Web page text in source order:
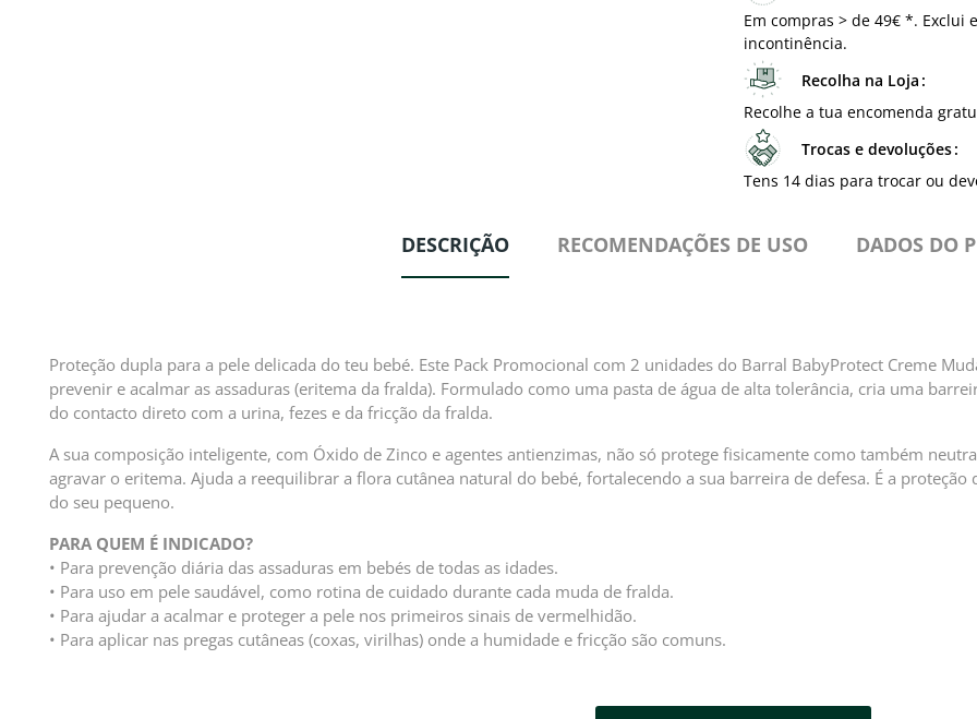
Em compras > de 49€ *.
incontinência.
Recolha na Loja
Recolhe a tua encomenda
Trocas e devoluções
Tens 14 dias para trocar ou
DESCRIÇÃO RECOMENDAÇÕES DE USO DADOS DO
Proteção dupla para a pele delicada do teu bebé. Este Pack Promocional com 2 unidades do Barral BabyProtect Creme
prevenir e acalmar as assaduras (eritema da fralda). Formulado como uma pasta de água de alta tolerância, cria uma
do contacto direto com a urina, fezes e da fricção da fralda.
A sua composição inteligente, com Óxido de Zinco e agentes antienzimas, não só protege fisicamente como também
agravar o eritema. Ajuda a reequilibrar a flora cutânea natural do bebé, fortalecendo a sua barreira de defesa. É a
do seu pequeno.
PARA QUEM É INDICADO?
• Para prevenção diária das assaduras em bebés de todas as idades.
• Para uso em pele saudável, como rotina de cuidado durante cada muda de fralda.
• Para ajudar a acalmar e proteger a pele nos primeiros sinais de vermelhidão.
• Para aplicar nas pregas cutâneas (coxas, virilhas) onde a humidade e fricção são comuns.